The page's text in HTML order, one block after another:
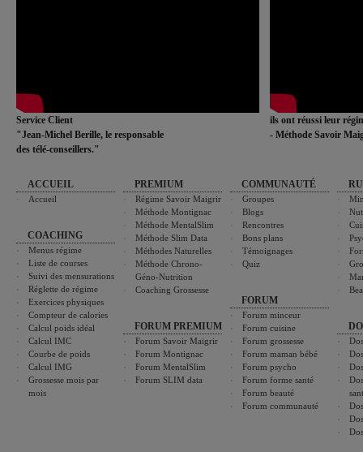
Service Client
"Jean-Michel Berille, le responsable
des télé-conseillers."
ils ont réussi leur
- Méthode Savoir
ACCUEIL
Accueil
COACHING
Menus régime
Liste de courses
Suivi des mensurations
Réglette de régime
Exercices physiques
Compteur de calories
Calcul poids idéal
Calcul IMC
Courbe de poids
Calcul IMG
Grossesse mois par
mois
PREMIUM
Régime Savoir Maigrir
Méthode Montignac
Méthode MentalSlim
Méthode Slim Data
Méthodes Naturelles
Méthode Chrono-
Géno-Nutrition
Coaching Grossesse
FORUM PREMIUM
Forum Savoir Maigrir
Forum Montignac
Forum MentalSlim
Forum SLIM data
COMMUNAUTÉ
Groupes
Blogs
Rencontres
Bons plans
Témoignages
Quiz
FORUM
Forum minceur
Forum cuisine
Forum grossesse
Forum maman bébé
Forum psycho
Forum forme santé
Forum beauté
Forum communauté